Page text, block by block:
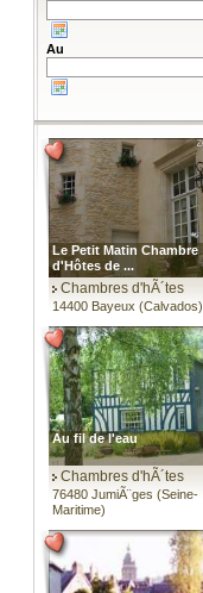
Au
Le Petit Matin Chambre
d'Hôtes de ...
Chambres d'hÃ´tes
14400 Bayeux (Calvados)
Au fil de l'eau
Chambres d'hÃ´tes
76480 JumiÃ¨ges (Seine-
Maritime)